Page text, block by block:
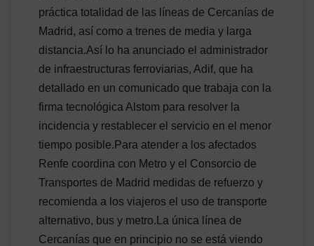
práctica totalidad de las líneas de Cercanías de
Madrid, así como a trenes de media y larga
distancia.Así lo ha anunciado el administrador
de infraestructuras ferroviarias, Adif, que ha
detallado en un comunicado que trabaja con la
firma tecnológica Alstom para resolver la
incidencia y restablecer el servicio en el menor
tiempo posible.Para atender a los afectados
Renfe coordina con Metro y el Consorcio de
Transportes de Madrid medidas de refuerzo y
recomienda a los viajeros el uso de transporte
alternativo, bus y metro.La única línea de
Cercanías que en principio no se está viendo